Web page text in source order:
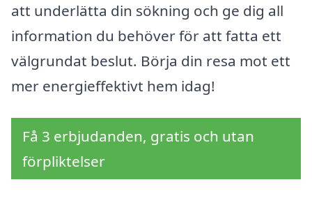
att underlätta din sökning och ge dig all
information du behöver för att fatta ett
välgrundat beslut. Börja din resa mot ett
mer energieffektivt hem idag!
Få 3 erbjudanden, gratis och utan
förpliktelser